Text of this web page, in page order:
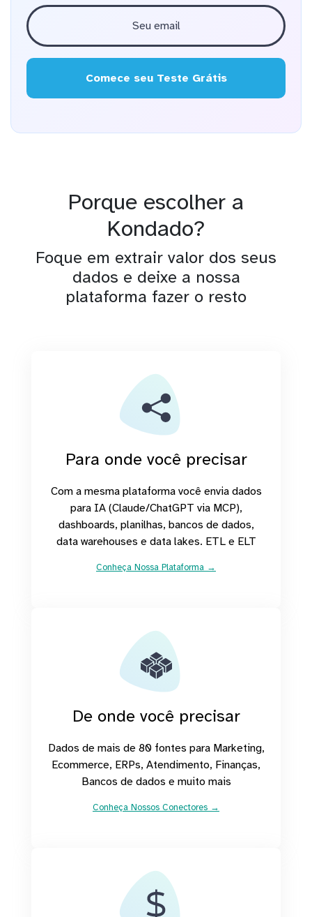
Comece seu Teste Grátis
Porque escolher a
Kondado?
Foque em extrair valor dos seus
dados e deixe a nossa
plataforma fazer o resto
Para onde você precisar
Com a mesma plataforma você envia dados
para IA (Claude/ChatGPT via MCP),
dashboards, planilhas, bancos de dados,
data warehouses e data lakes. ETL e ELT
Conheça Nossa Plataforma →
De onde você precisar
Dados de mais de 80 fontes para Marketing,
Ecommerce, ERPs, Atendimento, Finanças,
Bancos de dados e muito mais
Conheça Nossos Conectores →